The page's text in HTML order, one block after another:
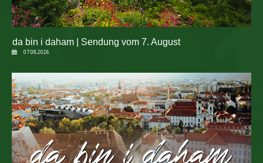
da bin i daham | Sendung vom 7. August
07.08.2026